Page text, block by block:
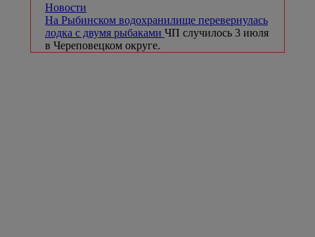
Новости
На Рыбинском водохранилище перевернулась
лодка с двумя рыбаками ЧП случилось 3 июля
в Череповецком округе.